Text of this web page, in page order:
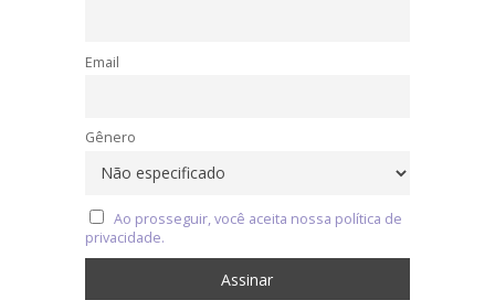
Email
Gênero
Ao prosseguir, você aceita nossa política de
privacidade.